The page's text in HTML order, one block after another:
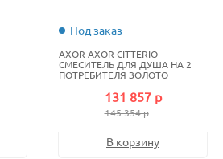
Под заказ
AXOR AXOR CITTERIO
СМЕСИТЕЛЬ ДЛЯ ДУША НА 2
ПОТРЕБИТЕЛЯ ЗОЛОТО
131 857 р
145 354 р
В корзину